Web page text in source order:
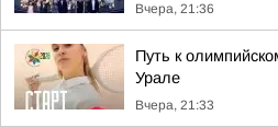
Вчера, 21:36
Путь к
Урале
Вчера, 21:33